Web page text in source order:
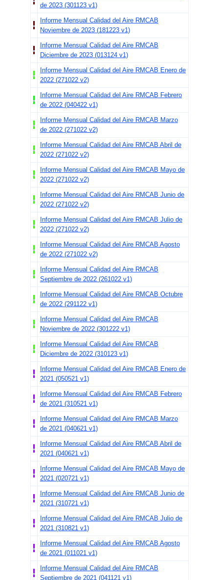
de 2023 (301123 v1)
Informe Mensual Calidad del Aire RMCAB
Noviembre de 2023 (181223 v1)
Informe Mensual Calidad del Aire RMCAB
Diciembre de 2023 (013124 v1)
Informe Mensual Calidad del Aire RMCAB Enero de
2022 (271022 v2)
Informe Mensual Calidad del Aire RMCAB Febrero
de 2022 (040422 v1)
Informe Mensual Calidad del Aire RMCAB Marzo
de 2022 (271022 v2)
Informe Mensual Calidad del Aire RMCAB Abril de
2022 (271022 v2)
Informe Mensual Calidad del Aire RMCAB Mayo de
2022 (271022 v2)
Informe Mensual Calidad del Aire RMCAB Junio de
2022 (271022 v2)
Informe Mensual Calidad del Aire RMCAB Julio de
2022 (271022 v2)
Informe Mensual Calidad del Aire RMCAB Agosto
de 2022 (271022 v2)
Informe Mensual Calidad del Aire RMCAB
Septiembre de 2022 (261022 v1)
Informe Mensual Calidad del Aire RMCAB Octubre
de 2022 (291122 v1)
Informe Mensual Calidad del Aire RMCAB
Noviembre de 2022 (301222 v1)
Informe Mensual Calidad del Aire RMCAB
Diciembre de 2022 (310123 v1)
Informe Mensual Calidad del Aire RMCAB Enero de
2021 (050521 v1)
Informe Mensual Calidad del Aire RMCAB Febrero
de 2021 (310521 v1)
Informe Mensual Calidad del Aire RMCAB Marzo
de 2021 (040621 v1)
Informe Mensual Calidad del Aire RMCAB Abril de
2021 (040621 v1)
Informe Mensual Calidad del Aire RMCAB Mayo de
2021 (020721 v1)
Informe Mensual Calidad del Aire RMCAB Junio de
2021 (310721 v1)
Informe Mensual Calidad del Aire RMCAB Julio de
2021 (310821 v1)
Informe Mensual Calidad del Aire RMCAB Agosto
de 2021 (011021 v1)
Informe Mensual Calidad del Aire RMCAB
Septiembre de 2021 (041121 v1)